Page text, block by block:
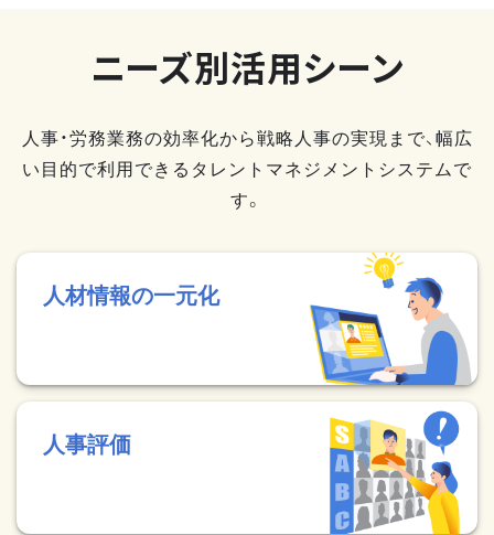
ニーズ別活用シーン
人事・労務業務の効率化から戦略人事の実現まで、幅広
い目的で利用できるタレントマネジメントシステムで
す。
人材情報の一元化
人事評価